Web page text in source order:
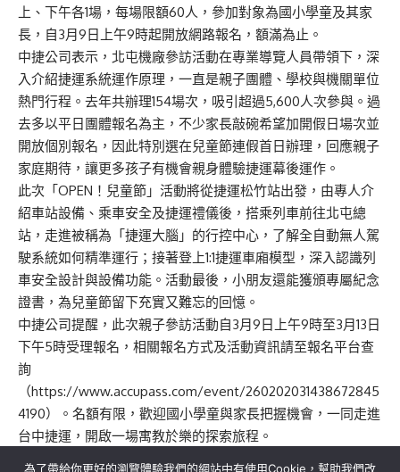
上、下午各1場，每場限額60人，參加對象為國小學童及其家
長，自3月9日上午9時起開放網路報名，額滿為止。
中捷公司表示，北屯機廠參訪活動在專業導覽人員帶領下，深
入介紹捷運系統運作原理，一直是親子團體、學校與機關單位
熱門行程。去年共辦理154場次，吸引超過5,600人次參與。過
去多以平日團體報名為主，不少家長敲碗希望加開假日場次並
開放個別報名，因此特別選在兒童節連假首日辦理，回應親子
家庭期待，讓更多孩子有機會親身體驗捷運幕後運作。
此次「OPEN！兒童節」活動將從捷運松竹站出發，由專人介
紹車站設備、乘車安全及捷運禮儀後，搭乘列車前往北屯總
站，走進被稱為「捷運大腦」的行控中心，了解全自動無人駕
駛系統如何精準運行；接著登上1:1捷運車廂模型，深入認識列
車安全設計與設備功能。活動最後，小朋友還能獲頒專屬紀念
證書，為兒童節留下充實又難忘的回憶。
中捷公司提醒，此次親子參訪活動自3月9日上午9時至3月13日
下午5時受理報名，相關報名方式及活動資訊請至報名平台查
詢
（https://www.accupass.com/event/260202031438672845
4190）。名額有限，歡迎國小學童與家長把握機會，一同走進
台中捷運，開啟一場寓教於樂的探索旅程。
為了帶給你更好的瀏覽體驗我們的網站中有使用Cookie，幫助我們改